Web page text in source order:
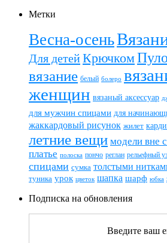
Метки
Весна-осень
Для детейКрючком
вязание белый болеро
женщин вязаный аксессуар
для мужчин спицами для
жаккардовый рисунок жилет
летние вещи модели вне
платье полоска пончо реглан рельефный
спицами сумка толстыми
туника урок цветок шапка шарф юбка
Подписка на обновления
Введите ваш